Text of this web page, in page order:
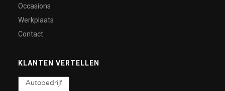
Occasions
Werkplaats
Contact
KLANTEN VERTELLEN
Autobedrijf